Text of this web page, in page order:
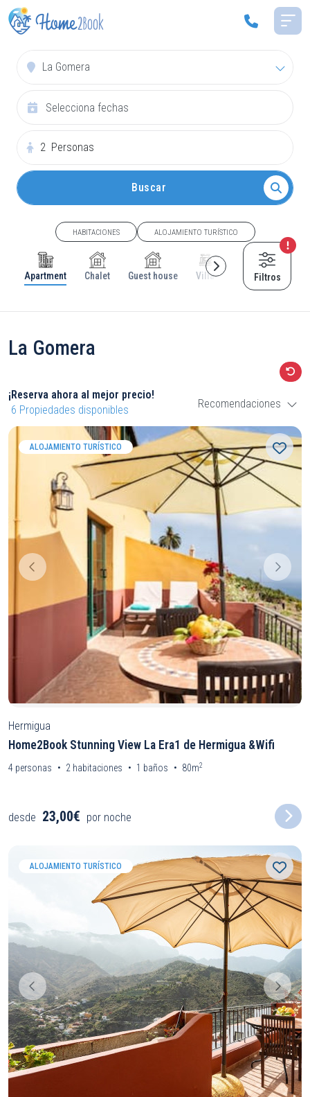
La Gomera
2 Personas
Buscar
HABITACIONES ALOJAMIENTO TURÍSTICO
Apartment Chalet Guest house Villa CottageFiltros
La Gomera
¡Reserva ahora al mejor precio!
6 Propiedades disponibles Recomendaciones
ALOJAMIENTO TURÍSTICO
Hermigua
Home2Book Stunning View La Era1 de Hermigua &Wifi
4 personas 2 habitaciones 1 baños 80m2
desde 23,00€ por noche
ALOJAMIENTO TURÍSTICO